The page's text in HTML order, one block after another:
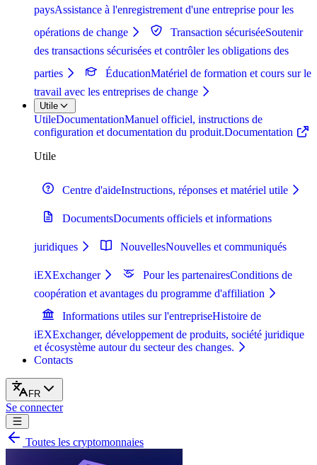
paysAssistance à l'enregistrement d'une entreprise pour les
opérations de change
Transaction sécuriséeSoutenir
des transactions sécurisées et contrôler les obligations des
parties
ÉducationMatériel de formation et cours sur le
travail avec les entreprises de change
Utile
UtileDocumentationManuel officiel, instructions de
configuration et documentation du produit.Documentation
Utile
Centre d'aideInstructions, réponses et matériel utile
DocumentsDocuments officiels et informations
juridiques NouvellesNouvelles et communiqués
iEXExchanger Pour les partenairesConditions de
coopération et avantages du programme d'affiliation
Informations utiles sur l'entrepriseHistoire de
iEXExchanger, développement de produits, société juridique
et écosystème autour du secteur des changes.
Contacts
FR
Se connecter
Toutes les cryptomonnaies